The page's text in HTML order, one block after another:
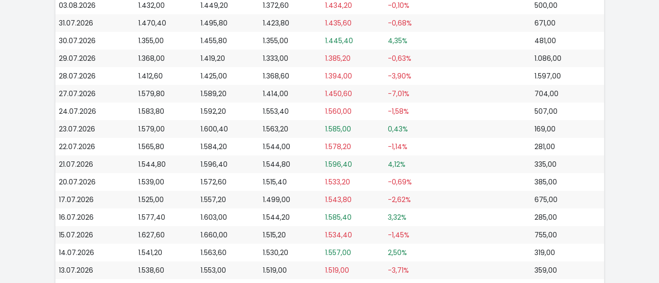
03.08.2026
1.432,00 1.449,20 1.372,60 1.434,20 -0,10%
500,00
31.07.2026
1.470,40 1.495,80 1.423,80 1.435,60 -0,68%
671,00
30.07.2026
1.355,00 1.455,80 1.355,00 1.445,40 4,35%
481,00
29.07.2026
1.368,00 1.419,20 1.333,00 1.385,20 -0,63%
1.086,00
28.07.2026
1.412,60 1.425,00 1.368,60 1.394,00 -3,90%
1.597,00
27.07.2026
1.579,80 1.589,20 1.414,00 1.450,60 -7,01%
704,00
24.07.2026
1.583,80 1.592,20 1.553,40 1.560,00 -1,58%
507,00
23.07.2026
1.579,00 1.600,40 1.563,20 1.585,00 0,43%
169,00
22.07.2026
1.565,80 1.584,20 1.544,00 1.578,20 -1,14%
281,00
21.07.2026
1.544,80 1.596,40 1.544,80 1.596,40 4,12%
335,00
20.07.2026
1.539,00 1.572,60 1.515,40 1.533,20 -0,69%
385,00
17.07.2026
1.525,00 1.557,20 1.499,00 1.543,80 -2,62%
675,00
16.07.2026
1.577,40 1.603,00 1.544,20 1.585,40 3,32%
285,00
15.07.2026
1.627,60 1.660,00 1.515,20 1.534,40 -1,45%
755,00
14.07.2026
1.541,20 1.563,60 1.530,20 1.557,00 2,50%
319,00
13.07.2026
1.538,60 1.553,00 1.519,00 1.519,00 -3,71%
359,00